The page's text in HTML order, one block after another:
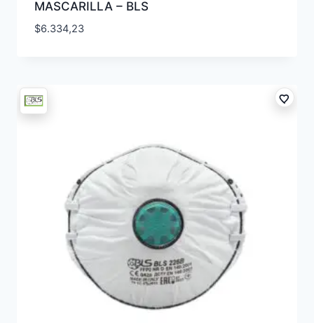
MASCARILLA – BLS
$6.334,23